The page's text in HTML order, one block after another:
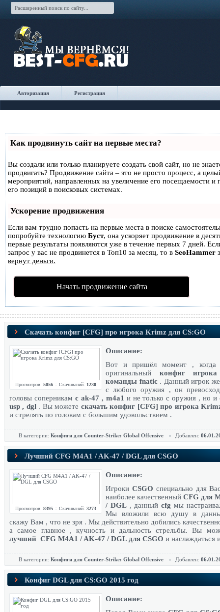
Авторизация Регистрация
Как продвинуть сайт на первые места?
Вы создали или только планируете создать свой сайт, но не
продвигать? Продвижение сайта – это не просто процесс, а
мероприятий, направленных на увеличение его посещаемости и
его позиций в поисковых системах.
Ускорение продвижения
Если вам трудно попасть на первые места в поиске
попробуйте технологию Буст, она ускоряет продвижение в
первые результаты появляются уже в течение первых 7 дней.
запрос у вас не продвинется в Топ10 за месяц, то в SeoHammer
вернут деньги.
Начать продвижение сайта
Скачать конфиг [CFG] про игрока Krimz для CS:GO
Просмотров: 5056 :: Скачиваний: 1230
Описание:
Вот и пришёл момент , когда
оригинальный конфиг
команды fnatic . Данный игрок
с любого оружия , он
головы соперникам с ak-47 , m4a1 и не только с оружия , но и
usp , dgl. Вы можете скачать конфиг [CFG] про игрока
и стрелять по головам с большим удовольствием .
В категории: Конфиги для Counter-Strike: Global Offensive Добавлен:
Лучший CFG M4A1 / AK-47 / DGL для CSGO
Просмотров: 8395 :: Скачиваний: 3273
Описание:
Игроки CSGO специально для
наиболее качественный CFG для
/ DGL, данныйcfg мы
Мы вложили всю душу в
скажу Вам , что не зря . Мы действительно добились
а самое главное , кучность и дальность стрельбы. Вы
лучший CFG M4A1 / AK-47 / DGL для CSGO и наслаждаться
В категории: Конфиги для Counter-Strike: Global Offensive Добавлен:
Конфиг DGL для CS:GO 2015 год
Описание: